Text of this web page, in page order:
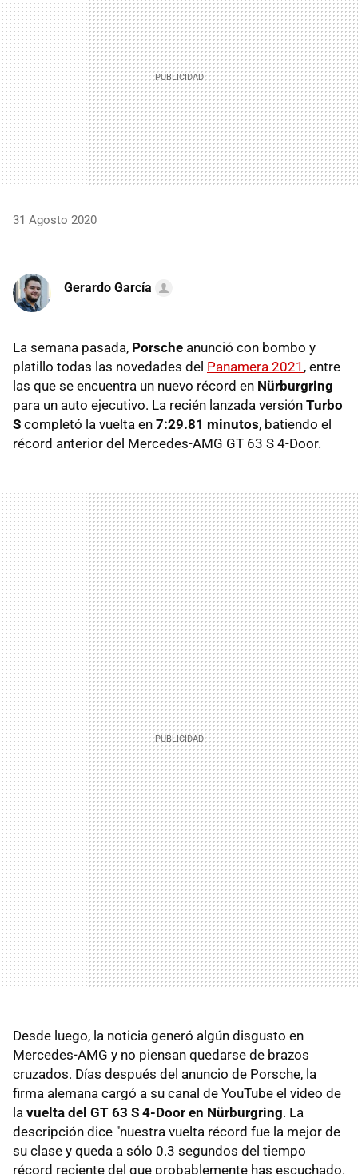
31 Agosto 2020
Gerardo García
La semana pasada, Porsche anunció con bombo y
platillo todas las novedades del Panamera 2021 , entre
las que se encuentra un nuevo récord en Nürburgring
para un auto ejecutivo. La recién lanzada versión Turbo
S completó la vuelta en 7:29.81 minutos, batiendo el
récord anterior del Mercedes-AMG GT 63 S 4-Door.
Desde luego, la noticia generó algún disgusto en
Mercedes-AMG y no piensan quedarse de brazos
cruzados. Días después del anuncio de Porsche, la
firma alemana cargó a su canal de YouTube el video de
la vuelta del GT 63 S 4-Door en Nürburgring. La
descripción dice "nuestra vuelta récord fue la mejor de
su clase y queda a sólo 0.3 segundos del tiempo
récord reciente del que probablemente has escuchado.